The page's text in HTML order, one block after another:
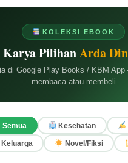
KOLEKSI EBOOK
Karya PilihanArda
di Google Play Books / KBM
membaca atau membeli
Semua Kesehatan
Keluarga Novel/Fiksi